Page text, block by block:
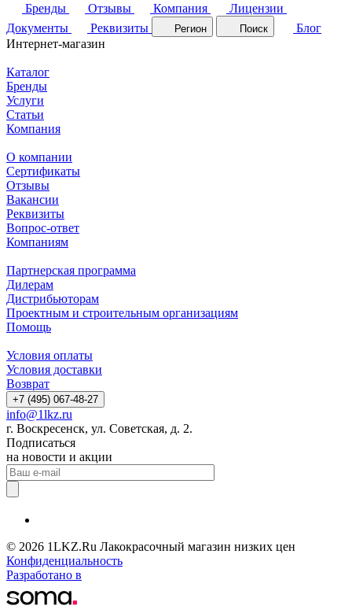
Бренды
Отзывы Компания
Лицензии
Документы
Реквизиты Регион Поиск
Блог
Интернет-магазин
Каталог
Бренды
Услуги
Статьи
Компания
О компании
Сертификаты
Отзывы
Вакансии
Реквизиты
Вопрос-ответ
Компаниям
Партнерская программа
Дилерам
Дистрибьюторам
Проектным и строительным организациям
Помощь
Условия оплаты
Условия доставки
Возврат
+7 (495) 067-48-27
info@1lkz.ru
г. Воскресенск, ул. Советская, д. 2.
Подписаться
на новости и акции
© 2026 1LKZ.Ru Лакокрасочный магазин низких цен
Конфиденциальность
Разработано в